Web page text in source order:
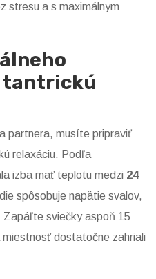
stresu a s maximálnym
tantrickú
partnera, musíte pripraviť
relaxáciu. Podľa
izba mať teplotu medzi 24
spôsobuje napätie svalov,
sviečky aspoň 15
dostatočne zahriali